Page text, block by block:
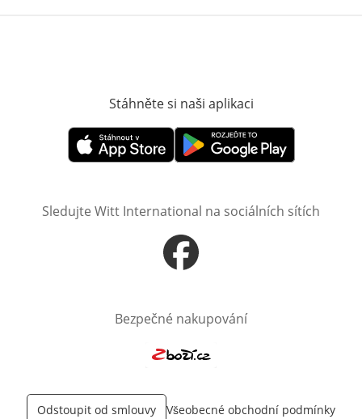
Stáhněte si naši aplikaci
Otevře v novém okněOtevře v novém okně
Sledujte Witt International na sociálních sítích
Otevře v novém okně
Bezpečné nakupování
Odstoupit od smlouvy
Všeobecné obchodní podmínky